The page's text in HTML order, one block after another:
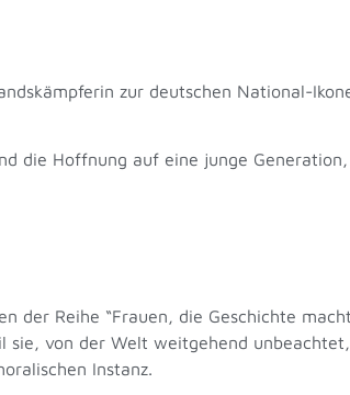
zur deutschen National-
die Hoffnung auf eine junge
der Reihe “Frauen, die Geschichte
von der Welt weitgehend unbeachtet,
Instanz.